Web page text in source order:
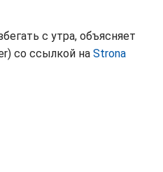
с утра, объясняет
со ссылкой на Strona